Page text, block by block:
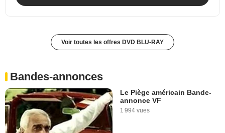
Voir toutes les offres DVD BLU-RAY
Bandes-annonces
Le Piège américain Bande-
annonce VF
1 994 vues